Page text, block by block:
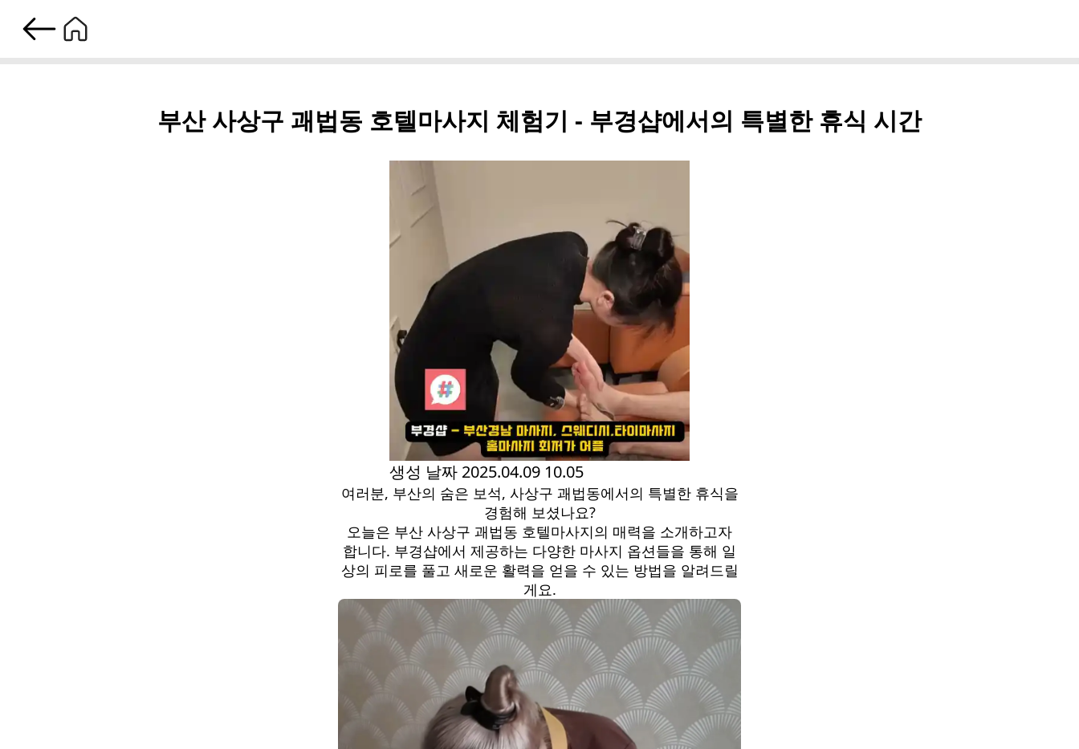
부산 사상구 괘법동 호텔마사지 체험기 - 부경샵에서의 특별한 휴식 시간
생성 날짜 2025.04.09 10.05
여러분, 부산의 숨은 보석, 사상구 괘법동에서의 특별한 휴식을
경험해 보셨나요?
오늘은 부산 사상구 괘법동 호텔마사지의 매력을 소개하고자
합니다. 부경샵에서 제공하는 다양한 마사지 옵션들을 통해 일
상의 피로를 풀고 새로운 활력을 얻을 수 있는 방법을 알려드릴
게요.